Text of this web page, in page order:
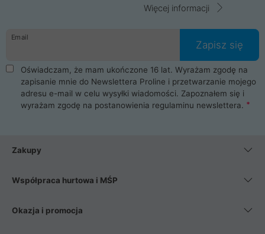
Więcej informacji
Email
Zapisz się
Oświadczam, że mam ukończone 16 lat. Wyrażam zgodę na
zapisanie mnie do Newslettera Proline i przetwarzanie mojego
adresu e-mail w celu wysyłki wiadomości. Zapoznałem się i
wyrażam zgodę na postanowienia regulaminu newslettera.
Zakupy
Współpraca hurtowa i MŚP
Okazja i promocja